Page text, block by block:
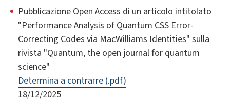
Pubblicazione Open Access di un articolo intitolato
"Performance Analysis of Quantum CSS Error-
Correcting Codes via MacWilliams Identities" sulla
rivista "Quantum, the open journal for quantum
science"
Determina a contrarre (.pdf)
18/12/2025